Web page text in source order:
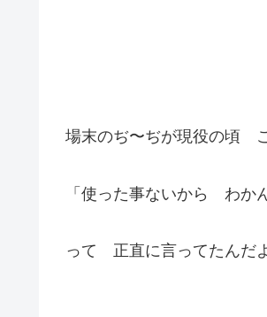
場末のぢ〜ぢが現役の頃
「使った事ないから わか
って 正直に言ってたんだ